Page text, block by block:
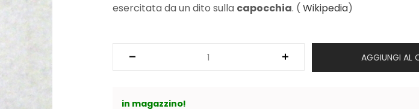
esercitata da un dito sulla capocchia. ( Wikipedia)
AGGIUNGI AL
in magazzino!